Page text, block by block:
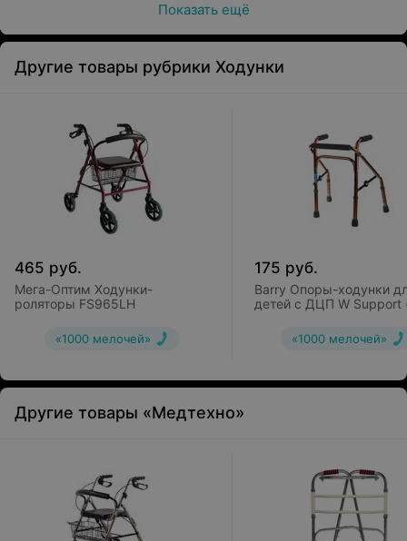
Показать ещё
Другие товары рубрики Ходунки
465 руб.
Мега-Оптим Ходунки-
роляторы FS965LH
«1000 мелочей»
175 руб.
Barry Опоры-ходунки
детей с ДЦП W Support
«1000 мелочей»
Другие товары «Медтехно»